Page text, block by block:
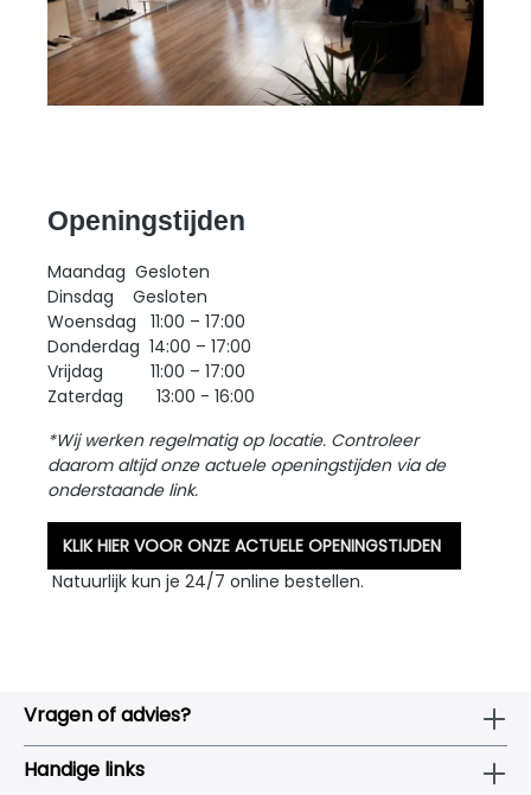
Openingstijden
Maandag Gesloten
Dinsdag Gesloten
Woensdag 11:00 – 17:00
Donderdag 14:00 – 17:00
Vrijdag 11:00 – 17:00
Zaterdag 13:00 - 16:00
*Wij werken regelmatig op locatie. Controleer
daarom altijd onze actuele openingstijden via de
onderstaande link.
KLIK HIER VOOR ONZE ACTUELE OPENINGSTIJDEN
Natuurlijk kun je 24/7 online bestellen.
Vragen of advies?
Handige links